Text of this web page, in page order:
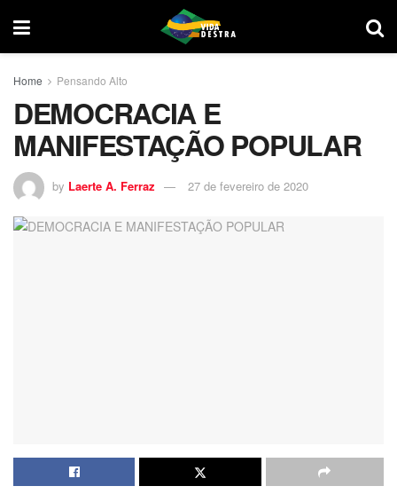
Home Pensando Alto
DEMOCRACIA E
MANIFESTAÇÃO POPULAR
by Laerte A. Ferraz 27 de fevereiro de 2020